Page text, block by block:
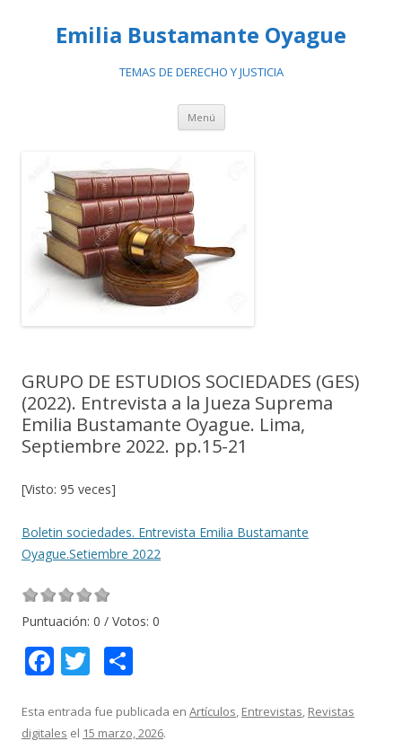
Emilia Bustamante Oyague
TEMAS DE DERECHO Y JUSTICIA
Menú Ir
contenido
GRUPO DE ESTUDIOS SOCIEDADES (GES)
(2022). Entrevista a la Jueza Suprema
Emilia Bustamante Oyague. Lima,
Septiembre 2022. pp.15-21
[Visto: 95 veces]
Boletin sociedades. Entrevista Emilia Bustamante
Oyague.Setiembre 2022
Puntuación: 0 / Votos: 0
F
e
T
itt m
Esta entrada fue publicada en Artículos, Entrevistas, Revistas
digitales el 15 marzo, 2026.